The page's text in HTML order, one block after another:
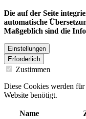
Die auf der Seite
automatische
Maßgeblich sind die
Einstellungen
Erforderlich
Zustimmen
Diese Cookies werden
Website benötigt.
Name